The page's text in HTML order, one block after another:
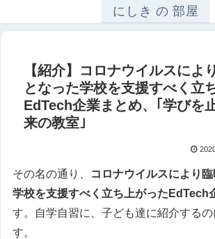
にしき の 部屋
【紹介】コロナウイルスによ
となった学校を支援すべく立
EdTech企業まとめ、｢学びを
来の教室｣
その名の通り、
コロナウイルスにより
学校を支援すべく立ち上がったEdTech
す。自学自習に、子ども達に紹介する
す。